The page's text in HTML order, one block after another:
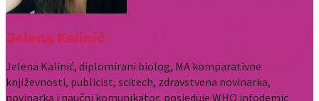
Jelena Kalinić
Jelena Kalinić, diplomirani biolog, MA komparativne
književnosti, publicist, scitech, zdravstvena novinarka,
novinarka i naučni komunikator, posjeduje WHO infodemic